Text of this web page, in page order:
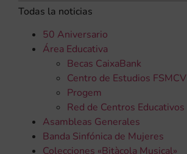
Todas la noticias
50 Aniversario
Área Educativa
Becas CaixaBank
Centro de Estudios FSMCV
Progem
Red de Centros Educativos
Asambleas Generales
Banda Sinfónica de Mujeres
Colecciones «Bitàcola Musical»